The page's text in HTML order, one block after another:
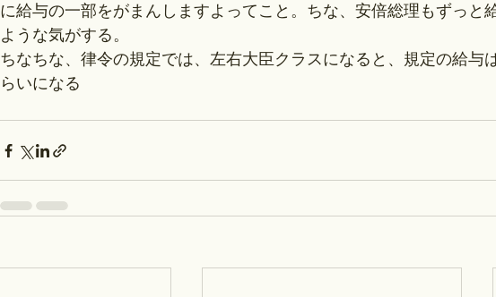
に給与の一部をがまんしますよってこと。ちな、安倍総理もずっと
ような気がする。
ちなちな、律令の規定では、左右大臣クラスになると、規定の給与
らいになる